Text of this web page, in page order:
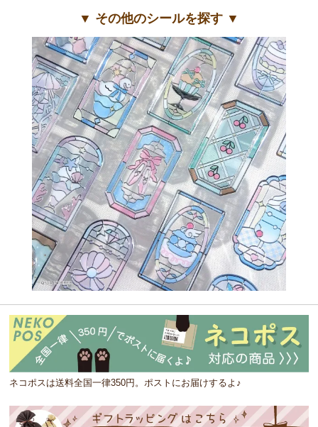
▼ その他のシールを探す ▼
ネコポスは送料全国一律350円。ポストにお届けするよ♪